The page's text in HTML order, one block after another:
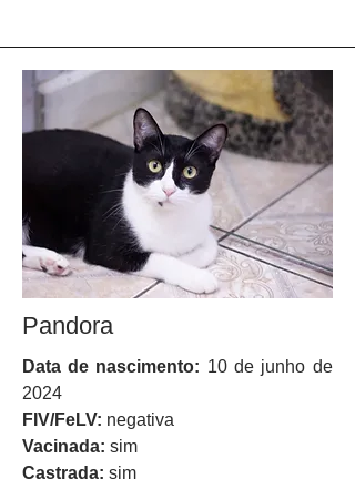
Pandora
Data de nascimento: 10 de junho de
2024
FIV/FeLV: negativa
Vacinada: sim
Castrada: sim